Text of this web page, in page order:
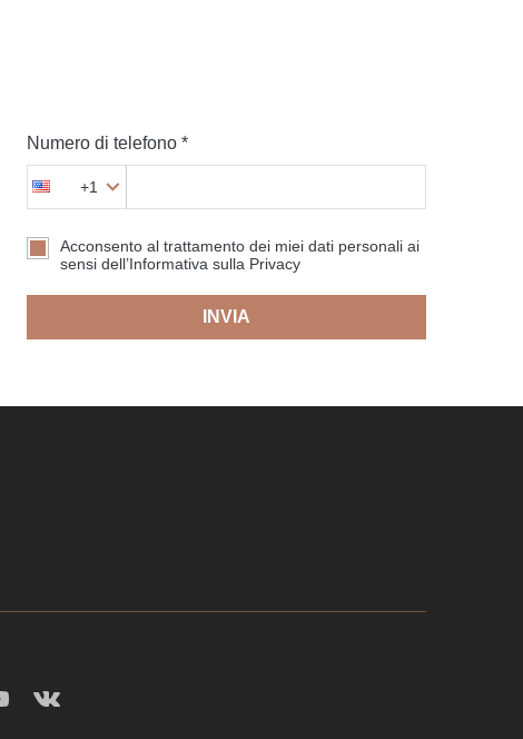
Numero di telefono *
+1
Acconsento al trattamento dei miei dati personali ai
sensi dell’Informativa sulla Privacy
INVIA